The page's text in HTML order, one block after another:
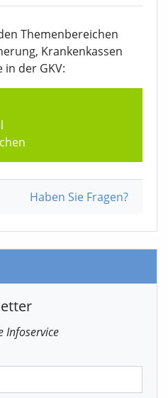
Themen­bereichen
Krankenkassen
der GKV:
Haben Sie Fragen?
Infoservice